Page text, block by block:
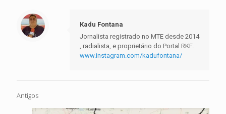
Kadu Fontana
Jornalista registrado no MTE desde 2014
, radialista, e proprietário do Portal RKF.
www.instagram.com/kadufontana/
Antigos